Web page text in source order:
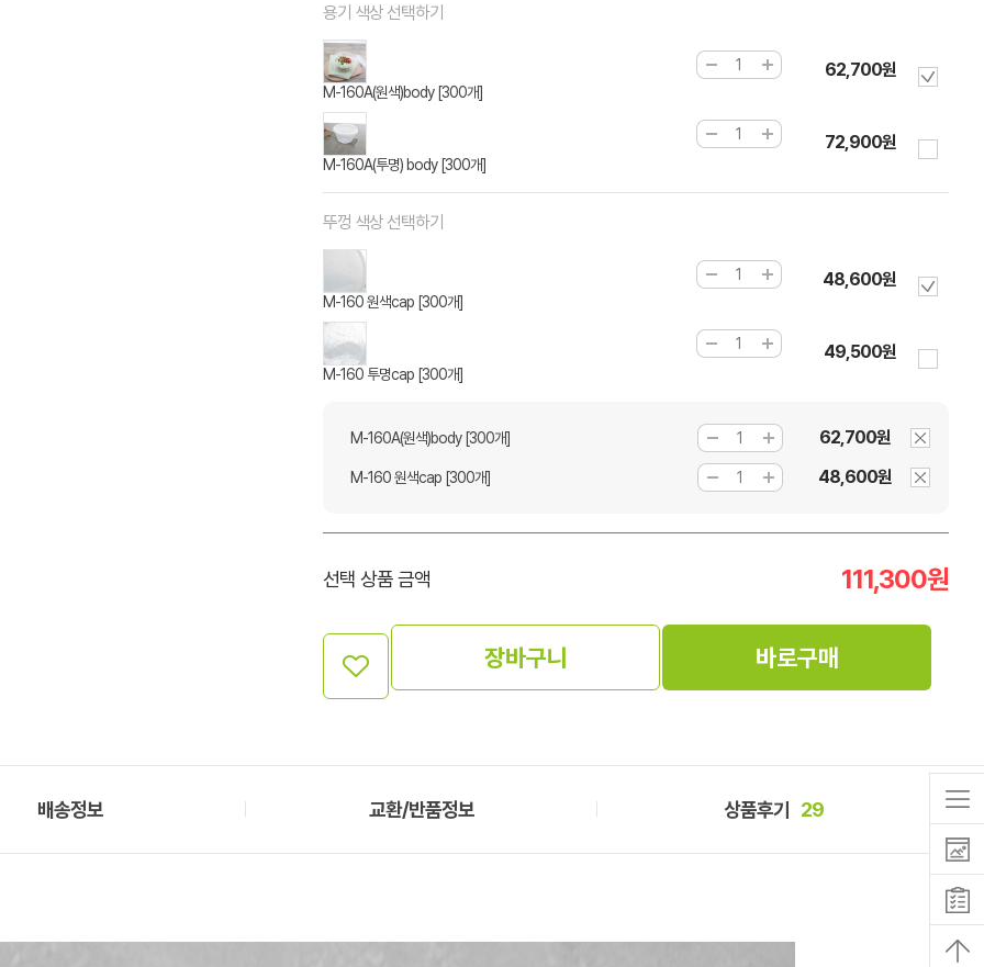
용기 색상 선택하기
M-160A(원색)body [300개]
62,700원
M-160A(투명) body [300개]
72,900원
뚜껑 색상 선택하기
M-160 원색cap [300개]
48,600원
M-160 투명cap [300개]
49,500원
M-160A(원색)body [300개] 62,700원
M-160 원색cap [300개] 48,600원
선택 상품 금액 111,300원
장바구니 바로구매
배송정보 교환/반품정보 상품후기 29